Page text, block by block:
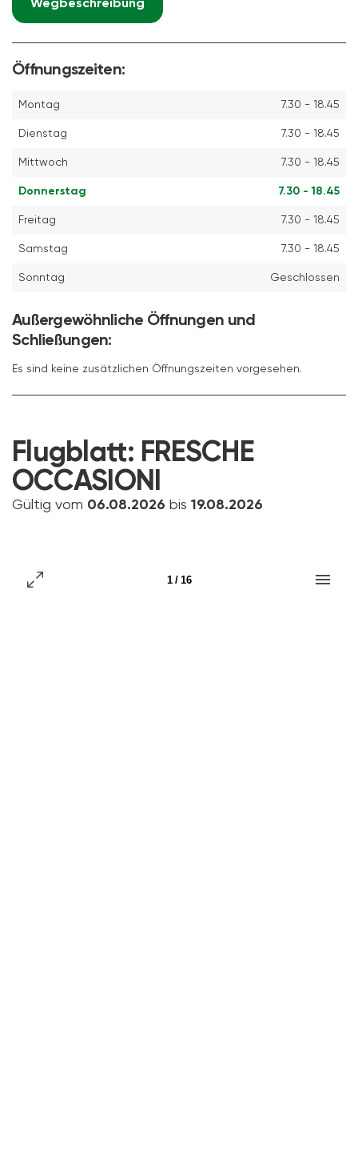
Wegbeschreibung
Öffnungszeiten:
Montag 7.30 - 18.45
Dienstag 7.30 - 18.45
Mittwoch 7.30 - 18.45
Donnerstag 7.30 - 18.45
Freitag 7.30 - 18.45
Samstag 7.30 - 18.45
Sonntag Geschlossen
Außergewöhnliche Öffnungen und
Schließungen:
Es sind keine zusätzlichen Öffnungszeiten vorgesehen.
Flugblatt: FRESCHE
OCCASIONI
Gültig vom 06.08.2026 bis 19.08.2026